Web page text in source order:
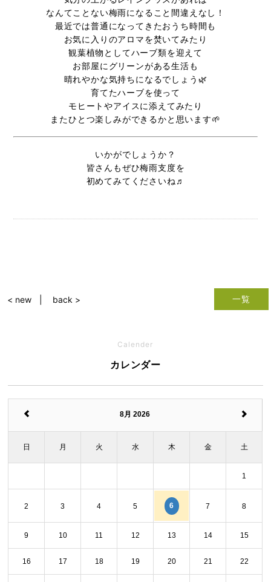
なんてことない梅雨になること間違えなし！
最近では普通になってきたおうち時間も
お気に入りのアロマを焚いてみたり
観葉植物としてハーブ類を迎えて
お部屋にグリーンがある生活も
晴れやかな気持ちになるでしょう🌿
育てたハーブを使って
モヒートやアイスに添えてみたり
またひとつ楽しみができるかと思います🌱
いかがでしょうか？
皆さんもぜひ梅雨支度を
初めてみてくださいね♬
一覧
< new back >
Calender
カレンダー
8月 2026
日 月 火 水 木 金 土
1
2 3 4 5 6 7 8
9 10 11 12 13 14 15
16 17 18 19 20 21 22